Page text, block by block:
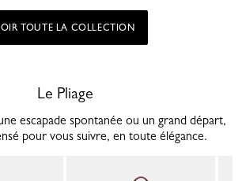
TOUTE LA COLLECTION
Le Pliage
escapade spontanée ou un grand départ,
pour vous suivre, en toute élégance.